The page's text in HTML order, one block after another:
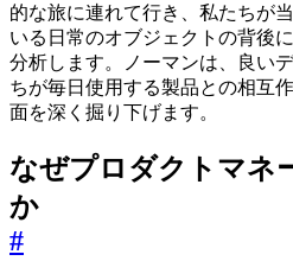
的な旅に連れて行き、私たちが
いる日常のオブジェクトの背後
分析します。ノーマンは、良い
ちが毎日使用する製品との相互
面を深く掘り下げます。
なぜプロダクトマネ
か
#